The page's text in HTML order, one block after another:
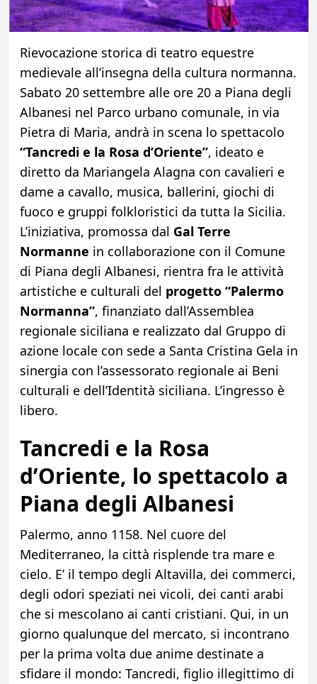
Rievocazione storica di teatro equestre
medievale all’insegna della cultura normanna.
Sabato 20 settembre alle ore 20 a Piana degli
Albanesi nel Parco urbano comunale, in via
Pietra di Maria, andrà in scena lo spettacolo
“Tancredi e la Rosa d’Oriente”, ideato e
diretto da Mariangela Alagna con cavalieri e
dame a cavallo, musica, ballerini, giochi di
fuoco e gruppi folkloristici da tutta la Sicilia.
L’iniziativa, promossa dal Gal Terre
Normanne in collaborazione con il Comune
di Piana degli Albanesi, rientra fra le attività
artistiche e culturali del progetto “Palermo
Normanna”, finanziato dall’Assemblea
regionale siciliana e realizzato dal Gruppo di
azione locale con sede a Santa Cristina Gela in
sinergia con l’assessorato regionale ai Beni
culturali e dell’Identità siciliana. L’ingresso è
libero.
Tancredi e la Rosa
d’Oriente, lo spettacolo a
Piana degli Albanesi
Palermo, anno 1158. Nel cuore del
Mediterraneo, la città risplende tra mare e
cielo. E’ il tempo degli Altavilla, dei commerci,
degli odori speziati nei vicoli, dei canti arabi
che si mescolano ai canti cristiani. Qui, in un
giorno qualunque del mercato, si incontrano
per la prima volta due anime destinate a
sfidare il mondo: Tancredi, figlio illegittimo di